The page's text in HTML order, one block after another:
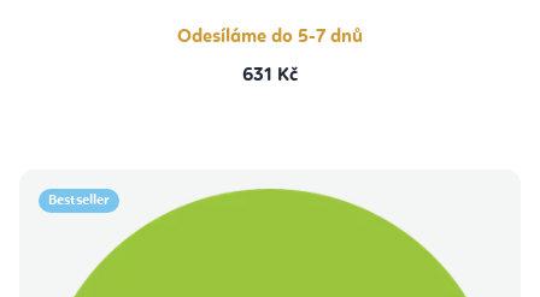
hvězdiček.
Odesíláme do 5-7 dnů
631 Kč
Bestseller